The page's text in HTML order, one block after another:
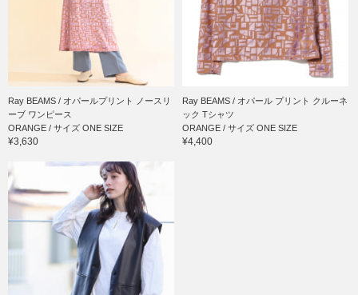
Ray BEAMS / オパールプリント ノースリ
ーブ ワンピース
ORANGE / サイズ ONE SIZE
¥3,630
Ray BEAMS / オパール プリント クルーネ
ック Tシャツ
ORANGE / サイズ ONE SIZE
¥4,400